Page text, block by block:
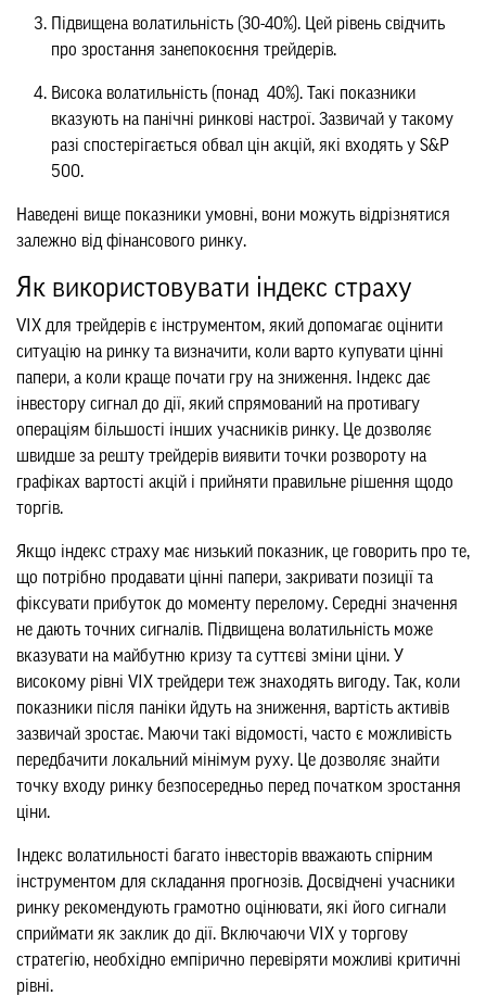
Підвищена волатильність (30-40%). Цей рівень свідчить
про зростання занепокоєння трейдерів.
Висока волатильність (понад 40%). Такі показники
вказують на панічні ринкові настрої. Зазвичай у такому
разі спостерігається обвал цін акцій, які входять у S&P
500.
Наведені вище показники умовні, вони можуть відрізнятися
залежно від фінансового ринку.
Як використовувати індекс страху
VIX для трейдерів є інструментом, який допомагає оцінити
ситуацію на ринку та визначити, коли варто купувати цінні
папери, а коли краще почати гру на зниження. Індекс дає
інвестору сигнал до дії, який спрямований на противагу
операціям більшості інших учасників ринку. Це дозволяє
швидше за решту трейдерів виявити точки розвороту на
графіках вартості акцій і прийняти правильне рішення щодо
торгів.
Якщо індекс страху має низький показник, це говорить про те,
що потрібно продавати цінні папери, закривати позиції та
фіксувати прибуток до моменту перелому. Середні значення
не дають точних сигналів. Підвищена волатильність може
вказувати на майбутню кризу та суттєві зміни ціни. У
високому рівні VIX трейдери теж знаходять вигоду. Так, коли
показники після паніки йдуть на зниження, вартість активів
зазвичай зростає. Маючи такі відомості, часто є можливість
передбачити локальний мінімум руху. Це дозволяє знайти
точку входу ринку безпосередньо перед початком зростання
ціни.
Індекс волатильності багато інвесторів вважають спірним
інструментом для складання прогнозів. Досвідчені учасники
ринку рекомендують грамотно оцінювати, які його сигнали
сприймати як заклик до дії. Включаючи VIX у торгову
стратегію, необхідно емпірично перевіряти можливі критичні
рівні.